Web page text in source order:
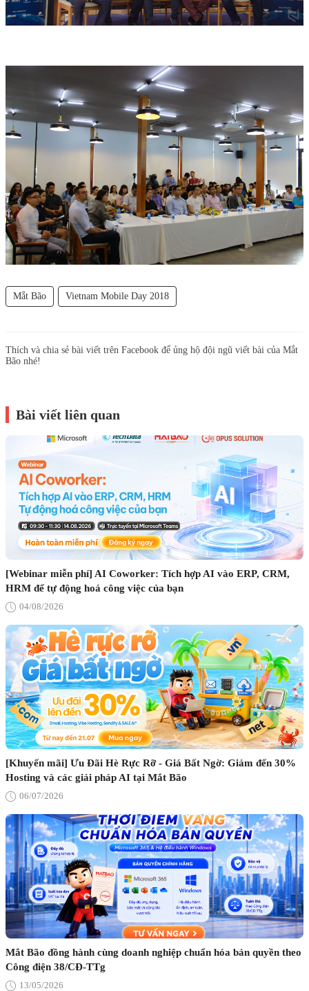
Mắt Bão Vietnam Mobile Day 2018
Thích và chia sẻ bài viết trên Facebook để ủng hộ đội ngũ viết bài của Mắt
Bão nhé!
Bài viết liên quan
[Webinar miễn phí] AI Coworker: Tích hợp AI vào ERP, CRM,
HRM để tự động hoá công việc của bạn
04/08/2026
[Khuyến mãi] Ưu Đãi Hè Rực Rỡ - Giá Bất Ngờ: Giảm đến 30%
Hosting và các giải pháp AI tại Mắt Bão
06/07/2026
Mắt Bão đồng hành cùng doanh nghiệp chuẩn hóa bản quyền theo
Công điện 38/CĐ-TTg
13/05/2026